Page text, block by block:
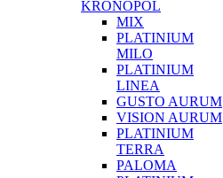
KRONOPOL
MIX
PLATINIUM
MILO
PLATINIUM
LINEA
GUSTO AURUM
VISION AURUM
PLATINIUM
TERRA
PALOMA